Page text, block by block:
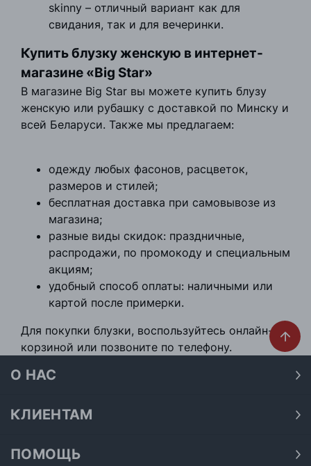
skinny – отличный вариант как для
свидания, так и для вечеринки.
Купить блузку женскую в интернет-
магазине «Big Star»
В магазине Big Star вы можете купить блузу
женскую или рубашку с доставкой по Минску и
всей Беларуси. Также мы предлагаем:
одежду любых фасонов, расцветок,
размеров и стилей;
бесплатная доставка при самовывозе из
магазина;
разные виды скидок: праздничные,
распродажи, по промокоду и специальным
акциям;
удобный способ оплаты: наличными или
картой после примерки.
Для покупки блузки, воспользуйтесь онлайн-
корзиной или позвоните по телефону.
О НАС
Наши магазины
Политика конфиденциальности
КЛИЕНТАМ
Оплата
ПОМОЩЬ